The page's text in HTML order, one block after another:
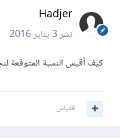
Hadjer
نشر3 يناير 2016
كيف أقيس النسبة المتوقعة
اقتباس